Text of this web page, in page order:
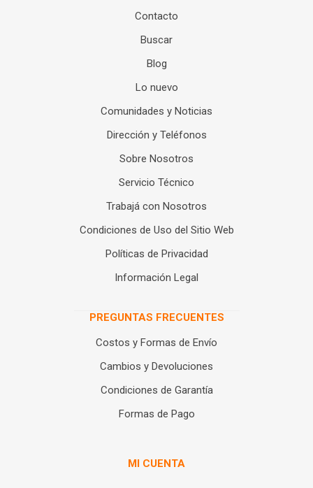
Contacto
Buscar
Blog
Lo nuevo
Comunidades y Noticias
Dirección y Teléfonos
Sobre Nosotros
Servicio Técnico
Trabajá con Nosotros
Condiciones de Uso del Sitio Web
Políticas de Privacidad
Información Legal
PREGUNTAS FRECUENTES
Costos y Formas de Envío
Cambios y Devoluciones
Condiciones de Garantía
Formas de Pago
MI CUENTA